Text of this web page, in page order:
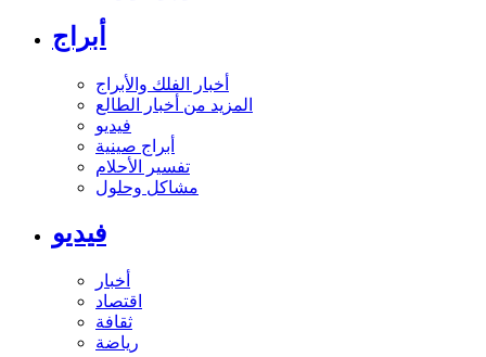
أبراج
أخبار الفلك والأبراج
المزيد من أخبار الطالع
فيديو
أبراج صينية
تفسير الأحلام
مشاكل وحلول
فيديو
أخبار
اقتصاد
ثقافة
رياضة